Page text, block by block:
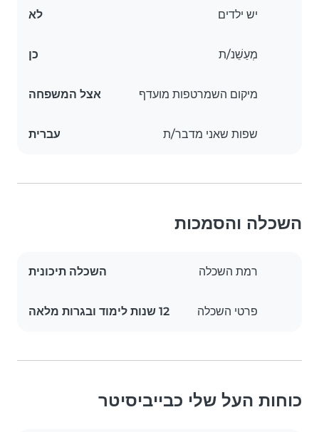
יש ילדים לא
מְעַשֵׁנ/ת כן
מיקום השמרטפות מועדף אצל המשפחה
שפות שאני מדבר/ת עברית
השכלה והסמכות
רמת השכלה השכלה תיכונית
פרטי השכלה 12 שנות לימוד ובגרות מלאה
כוחות העל שלי כבייביסיטר